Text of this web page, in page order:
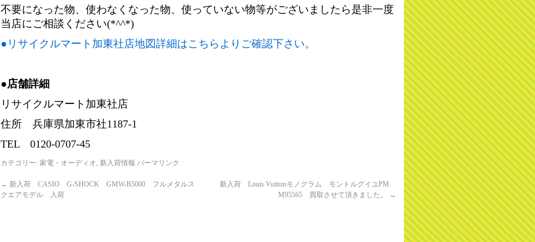
不要になった物、使わなくなった物、使っていない物等がございましたら是非一度
当店にご相談ください(*^^*)
●リサイクルマート加東社店地図詳細はこちらよりご確認下さい。
●店舗詳細
リサイクルマート加東社店
住所 兵庫県加東市社1187-1
TEL 0120-0707-45
カテゴリー: 家電・オーディオ, 新入荷情報 パーマリンク
← 新入荷 CASIO G-SHOCK GMW-B5000 フルメタルス
クエアモデル 入荷
新入荷 Louis Vuittonモノグラム モントルグイユPM
M95565 買取させて頂きました。
→